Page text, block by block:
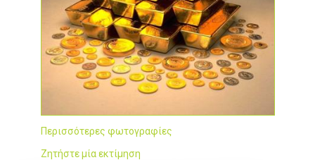
Περισσότερες φωτογραφίες
Ζητήστε μία εκτίμηση